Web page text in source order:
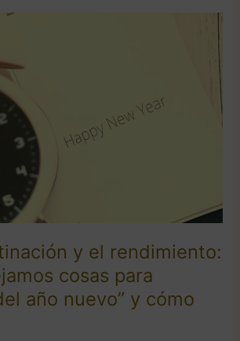
y el rendimiento:
cosas para
año nuevo” y cómo